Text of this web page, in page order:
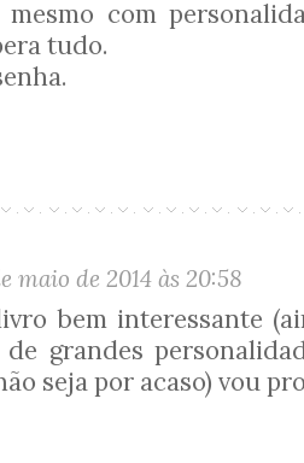
com
tudo.
maio de 2014 às 20:58
bem interessante
grandes
seja por acaso) vou